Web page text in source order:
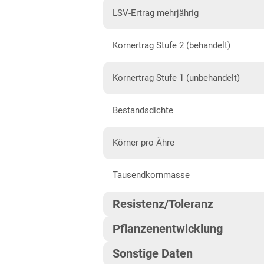
Diluvialstandorte Nord
Höhenlagen Mitte/West
Lehmböden West
Nordrhein-Westfalen
Sandböden Nordwest
Rheinland-Pfalz
Höhenlagen Südwest
LSV-Ertrag mehrjährig
Kornertrag Stufe 2 (behandelt)
Kornertrag Stufe 1 (unbehandelt)
Bestandsdichte
Körner pro Ähre
Tausendkornmasse
Resistenz/Toleranz
Mehltau
Pflanzenentwicklung
Reife
Sonstige Daten